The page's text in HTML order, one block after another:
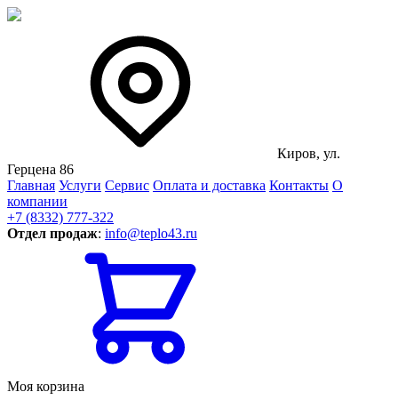
Киров, ул.
Герцена 86
Главная Услуги Сервис Оплата и доставка Контакты О
компании
+7 (8332) 777-322
Отдел продаж: info@teplo43.ru
Моя корзина